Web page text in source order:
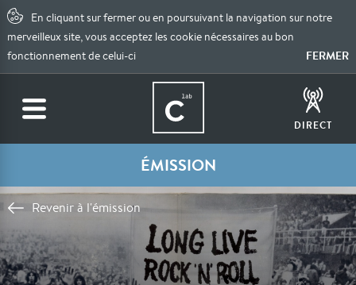
En cliquant sur fermer ou en poursuivant la navigation sur notre
merveilleux site, vous acceptez les cookie nécessaires au bon
fonctionnement de celui-ci
FERMER
DIRECT
ÉMISSION
Revenir à l'émission